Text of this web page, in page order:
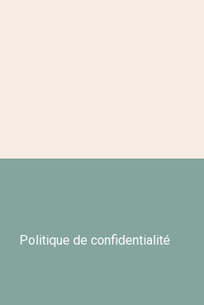
Politique de confidentialité